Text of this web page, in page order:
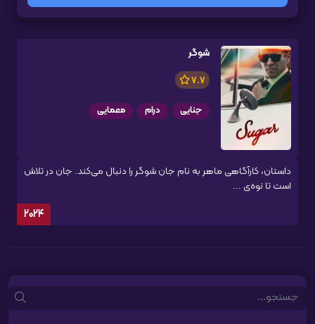
شوگر
7.7
جنایی درام معمایی
داستان، کارآگاهی ماهر به نام جان شوگر را دنبال می‌کند. جان در تلاش
است تا نوه‌ی ...
2024
Search